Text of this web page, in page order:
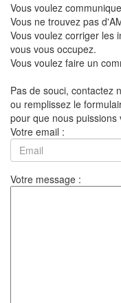
Vous voulez
Vous ne trouvez pas
Vous voulez corriger les
vous vous occupez.
Vous voulez faire un
Pas de souci, contactez
ou remplissez le
pour que nous puissions
Votre email :
Votre message :